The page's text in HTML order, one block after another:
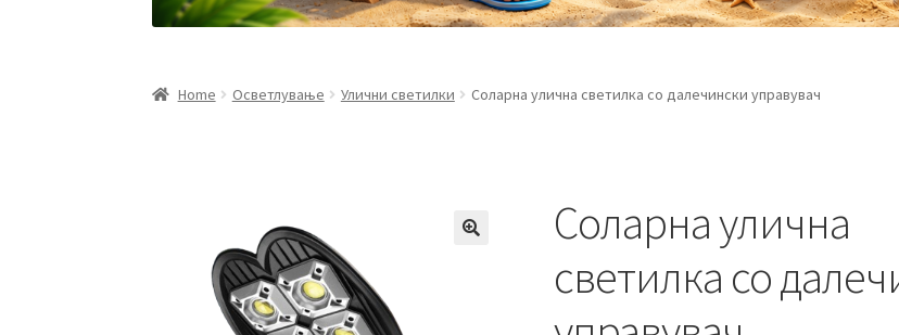
Home Осветлување Улични светилки Соларна улична светилка со далечински управувач
Соларна улична
светилка со